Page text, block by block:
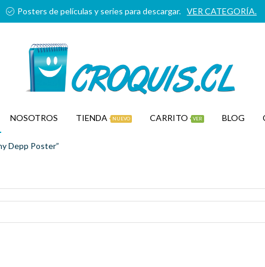
Posters de películas y series para descargar. VER CATEGORÍA.
NOSOTROS TIENDA NUEVO CARRITO VER BLOG
Depp Poster”